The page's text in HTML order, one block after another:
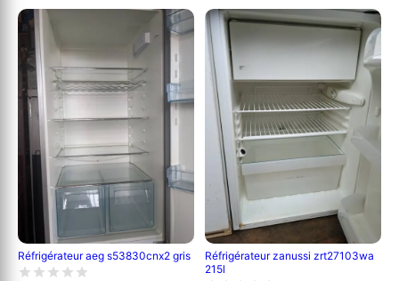
Réfrigérateur aeg s53830cnx2 gris
Réfrigérateur zanussi zrt27103wa
215l